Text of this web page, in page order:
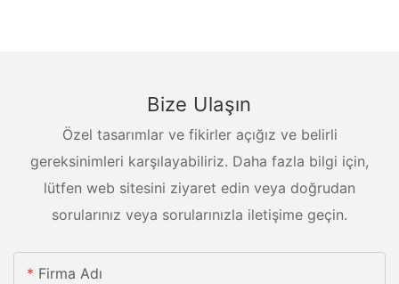
Bize Ulaşın
Özel tasarımlar ve fikirler açığız ve belirli
gereksinimleri karşılayabiliriz. Daha fazla bilgi için,
lütfen web sitesini ziyaret edin veya doğrudan
sorularınız veya sorularınızla iletişime geçin.
Firma Adı